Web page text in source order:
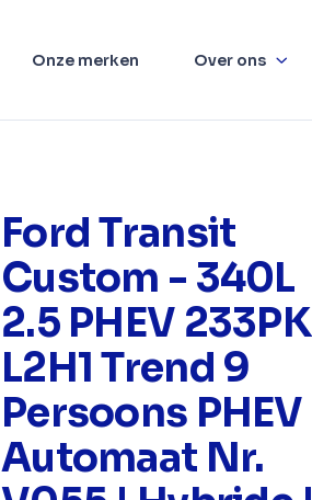
Onze merken Over ons
Ford Transit
Custom - 340L
2.5 PHEV 233PK
L2H1 Trend 9
Persoons PHEV
Automaat Nr.